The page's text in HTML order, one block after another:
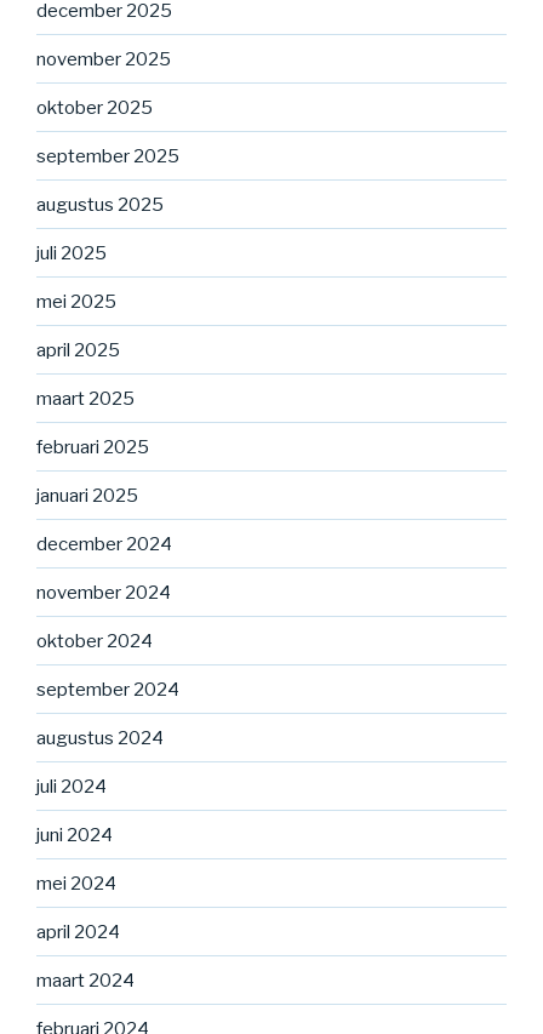
december 2025
november 2025
oktober 2025
september 2025
augustus 2025
juli 2025
mei 2025
april 2025
maart 2025
februari 2025
januari 2025
december 2024
november 2024
oktober 2024
september 2024
augustus 2024
juli 2024
juni 2024
mei 2024
april 2024
maart 2024
februari 2024